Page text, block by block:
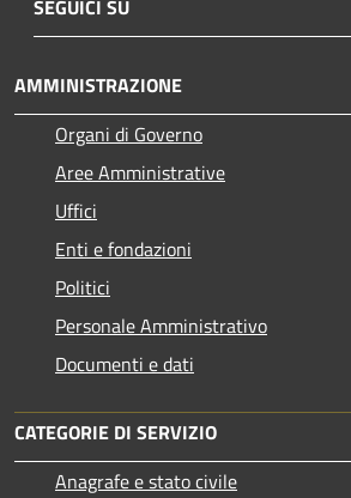
SEGUICI SU
AMMINISTRAZIONE
Organi di Governo
Aree Amministrative
Uffici
Enti e fondazioni
Politici
Personale Amministrativo
Documenti e dati
CATEGORIE DI SERVIZIO
Anagrafe e stato civile